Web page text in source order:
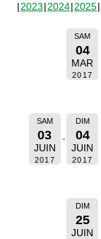
2023 2024 2025
SAM
04
MAR
2017
SAM
03
JUIN
2017
DIM
04
JUIN
2017
DIM
25
JUIN